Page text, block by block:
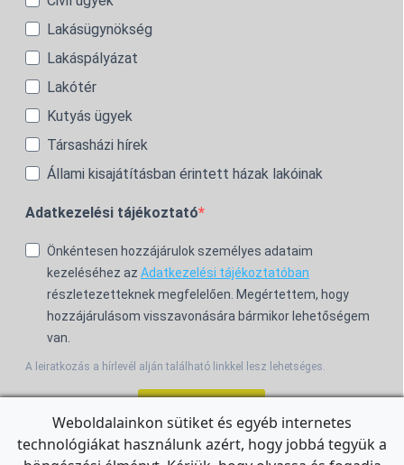
Lakásügynökség
Lakáspályázat
Lakótér
Kutyás ügyek
Társasházi hírek
Állami kisajátításban érintett házak lakóinak
Adatkezelési tájékoztató
Önkéntesen hozzájárulok személyes adataim
kezeléséhez az Adatkezelési tájékoztatóban
részletezetteknek megfelelően. Megértettem, hogy
hozzájárulásom visszavonására bármikor lehetőségem
van.
A leiratkozás a hírlevél alján található linkkel lesz lehetséges.
For the English Newsletter, clickHERE.
Weboldalainkon sütiket és egyéb internetes
technológiákat használunk azért, hogy jobbá tegyük a